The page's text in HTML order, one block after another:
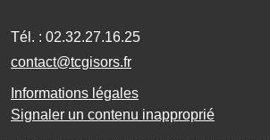
Tél. : 02.32.27.16.25
contact@tcgisors.fr
Informations légales
Signaler un contenu inapproprié